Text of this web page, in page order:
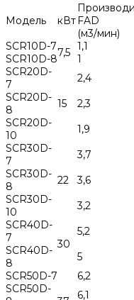
Модель кВтFAD
(м3/мин)
SCR10D-77,5 1,1
SCR10D-8 1
SCR20D-
7
15
2,4
SCR20D-
8
2,3
SCR20D-
10
1,9
SCR30D-
7
22
3,7
SCR30D-
8
3,6
SCR30D-
10
3,2
SCR40D-
7
30
5,2
SCR40D-
8
5
SCR50D-7
6,2
SCR50D-
6,1